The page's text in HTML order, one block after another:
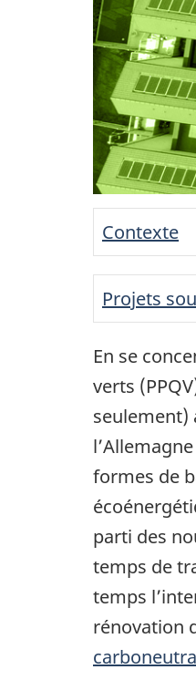
Contexte
Projets
En se
verts
seulement)
formes de
parti des
temps de
temps
rénovation